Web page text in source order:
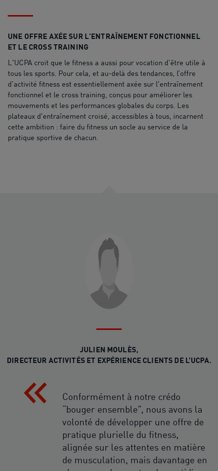
UNE OFFRE AXÉE SUR L'ENTRAÎNEMENT FONCTIONNEL
ET LE CROSS TRAINING
L'UCPA croit que le fitness a aussi pour vocation d’être utile à
tous les sports. Pour cela, et au-delà des tendances, l’offre
d’activité fitness est essentiellement axée sur l'entraînement
fonctionnel et le cross training, conçus pour améliorer les
mouvements et les performances globales du corps. Les
plateaux d'entraînement croisé, accessibles à tous, incarnent
cette ambition : faire du fitness un socle au service de la
pratique sportive de chacun.
JULIEN MOULÈS,
DIRECTEUR ACTIVITÉS ET EXPÉRIENCE CLIENTS DE L’UCPA.
Conformément à notre crédo
“bouger ensemble”, nous avons la
volonté de développer une offre de
pratique plurielle du fitness,
alignée sur les attentes en matière
de musculation, mais davantage en